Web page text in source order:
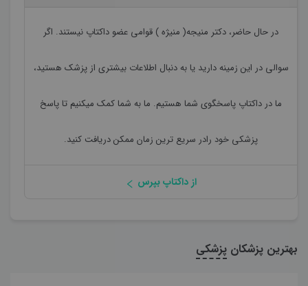
در حال حاضر، دکتر منیجه( منیژه ) قوامی عضو داکتاپ نیستند. اگر
سوالی در این زمینه دارید یا به دنبال اطلاعات بیشتری از پزشک هستید،
ما در داکتاپ پاسخگوی شما هستیم. ما به شما کمک میکنیم تا پاسخ
پزشکی خود رادر سریع ترین زمان ممکن دریافت کنید.
از داکتاپ بپرس
بهترین پزشکان پزشکی